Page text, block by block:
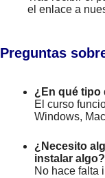
el enlace a
Preguntas
¿En qué tipo
El curso
Windows,
¿Necesito
instalar algo?
No hace falta